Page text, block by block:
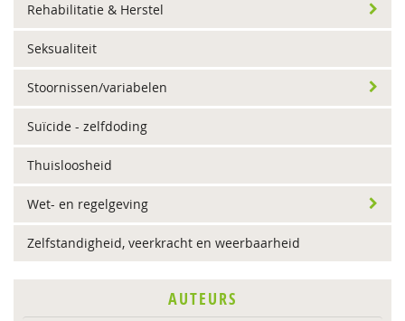
Rehabilitatie & Herstel
Seksualiteit
Stoornissen/variabelen
Suïcide - zelfdoding
Thuisloosheid
Wet- en regelgeving
Zelfstandigheid, veerkracht en weerbaarheid
AUTEURS